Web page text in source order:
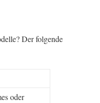
Der folgende
oder